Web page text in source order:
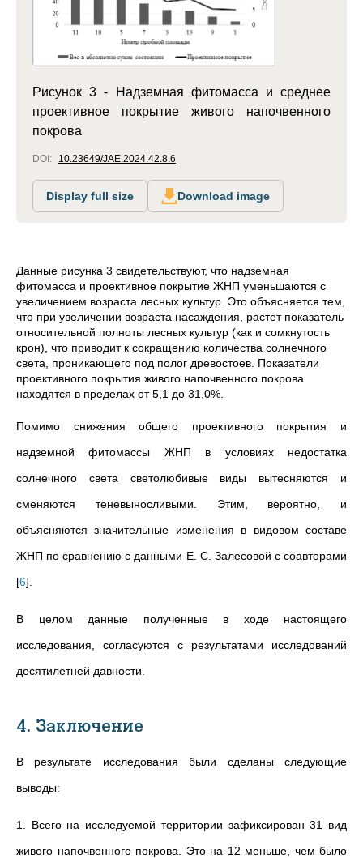
Рисунок 3 - Надземная фитомасса и среднее
проективное покрытие живого напочвенного
покрова
DOI: 10.23649/JAE.2024.42.8.6
Display full size Download image
Данные рисунка 3 свидетельствуют, что надземная
фитомасса и проективное покрытие ЖНП уменьшаются с
увеличением возраста лесных культур. Это объясняется тем,
что при увеличении возраста насаждения, растет показатель
относительной полноты лесных культур (как и сомкнутость
крон), что приводит к сокращению количества солнечного
света, проникающего под полог древостоев. Показатели
проективного покрытия живого напочвенного покрова
находятся в пределах от 5,1 до 31,0%.
Помимо снижения общего проективного покрытия и
надземной фитомассы ЖНП в условиях недостатка
солнечного света светолюбивые виды вытесняются и
сменяются теневыносливыми. Этим, вероятно, и
объясняются значительные изменения в видовом составе
ЖНП по сравнению с данными Е. С. Залесовой с соавторами
[6]
В целом данные полученные в ходе настоящего
исследования, согласуются с результатами исследований
десятилетней давности.
4. Заключение
В результате исследования были сделаны следующие
выводы:
1. Всего на исследуемой территории зафиксирован 31 вид
живого напочвенного покрова. Это на 12 меньше, чем было